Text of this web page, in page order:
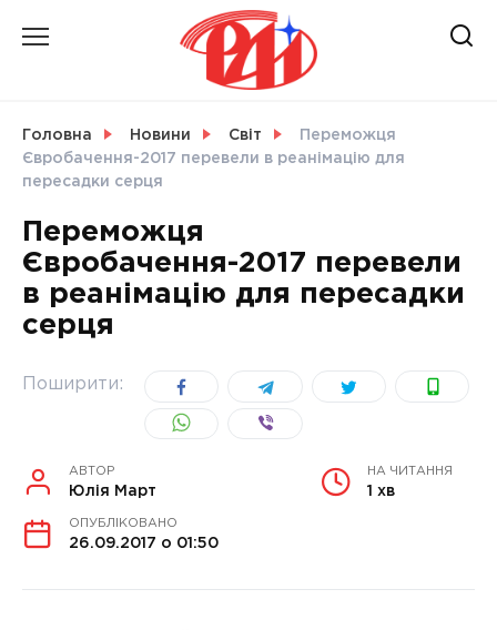
СВІТ
УКРАЇНА
Головна Новини Світ
Переможця
Євробачення-2017 перевели в реанімацію для
пересадки серця
Переможця
Євробачення-2017 перевели
в реанімацію для пересадки
серця
Поширити:
АВТОР
Юлія Март
НА ЧИТАННЯ
1 хв
ОПУБЛІКОВАНО
26.09.2017 о 01:50